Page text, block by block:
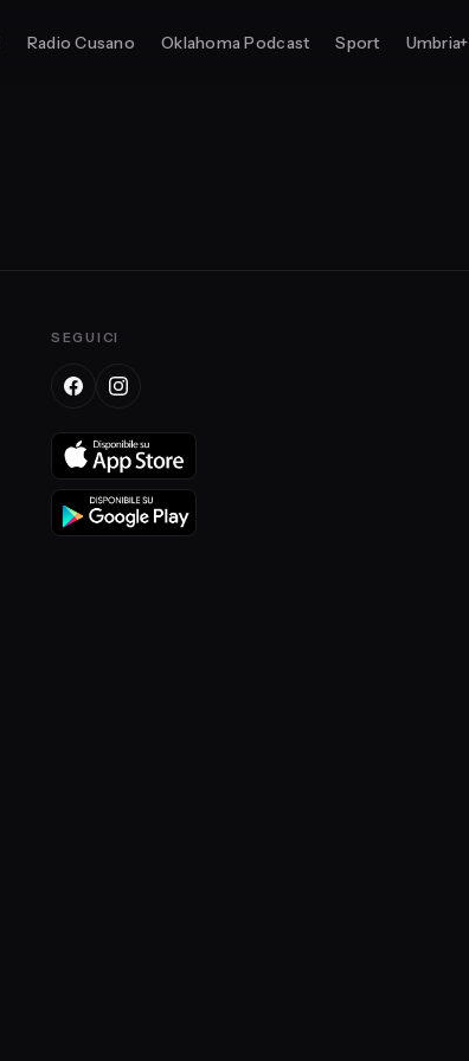
Radio Cusano Oklahoma Podcast Sport Umbria+
SEGUICI